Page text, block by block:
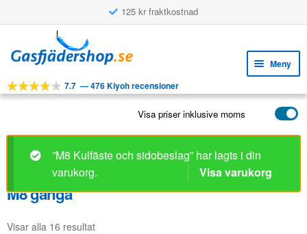
125 kr fraktkostnad
till
navigering
till
innehåll
Meny
VERKTYG
KUNDSERVICE
VANLIGA FRÅGOR
7.7 —476 Kiyoh recensioner
Visa priser inklusive moms
”M8 Kulfäste och sidobeslag” har lagts i din
varukorg.
Visa varukorg
M8 gänga
Visar alla 16 resultat